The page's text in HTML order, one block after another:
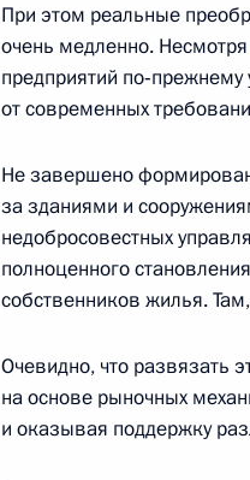
Начало рабочей
Минтимером
18 января 2007 года,
Начало рабочей
18 января 2007 года, 17:31
При этом реальные
очень медленно.
предприятий
от современных
Не завершено
за зданиями и
недобросовестных
полноценного
собственников жилья.
Очевидно, что развязать
на основе рыночных
и оказывая поддержку